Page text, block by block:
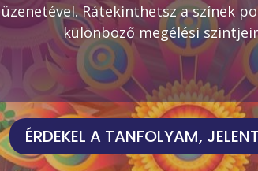
Rátekinthetsz a színek
különböző megélési
ÉRDEKEL A TANFOLYAM,